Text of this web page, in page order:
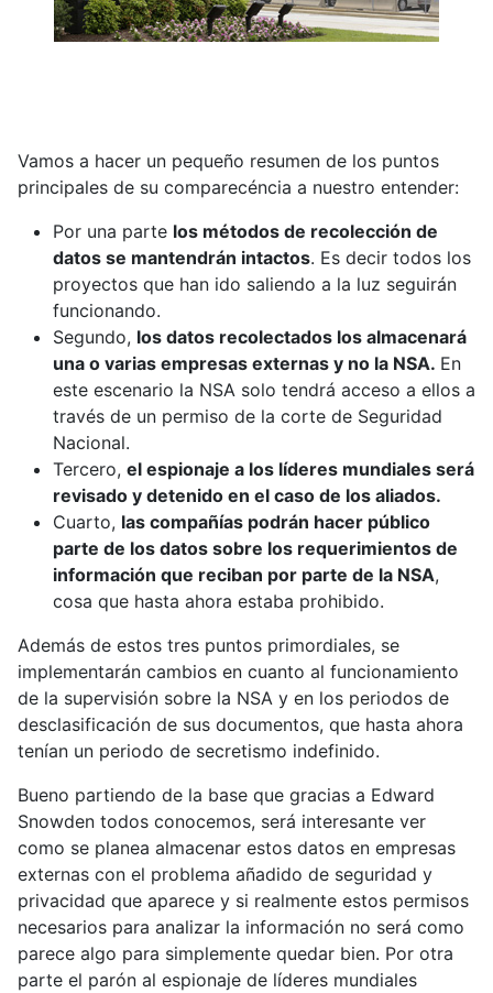
Vamos a hacer un pequeño resumen de los puntos
principales de su comparecéncia a nuestro entender:
Por una parte los métodos de recolección de
datos se mantendrán intactos. Es decir todos los
proyectos que han ido saliendo a la luz seguirán
funcionando.
Segundo, los datos recolectados los almacenará
una o varias empresas externas y no la NSA. En
este escenario la NSA solo tendrá acceso a ellos a
través de un permiso de la corte de Seguridad
Nacional.
Tercero, el espionaje a los líderes mundiales será
revisado y detenido en el caso de los aliados.
Cuarto, las compañías podrán hacer público
parte de los datos sobre los requerimientos de
información que reciban por parte de la NSA,
cosa que hasta ahora estaba prohibido.
Además de estos tres puntos primordiales, se
implementarán cambios en cuanto al funcionamiento
de la supervisión sobre la NSA y en los periodos de
desclasificación de sus documentos, que hasta ahora
tenían un periodo de secretismo indefinido.
Bueno partiendo de la base que gracias a Edward
Snowden todos conocemos, será interesante ver
como se planea almacenar estos datos en empresas
externas con el problema añadido de seguridad y
privacidad que aparece y si realmente estos permisos
necesarios para analizar la información no será como
parece algo para simplemente quedar bien. Por otra
parte el parón al espionaje de líderes mundiales